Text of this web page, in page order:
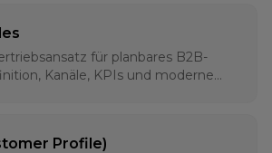
für planbares B2B-
Kanäle, KPIs und moderne
Profile)